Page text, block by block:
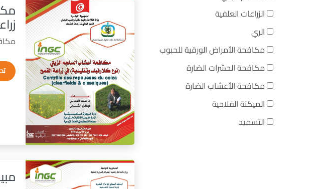
الزراعات العلفية
الري
مكافحة الأمراض الورقية للحبوب
مكافحة الحشرات الضارة
مكافحة الأعشاب الضارة
الميكنة الفلاحية
التسميد